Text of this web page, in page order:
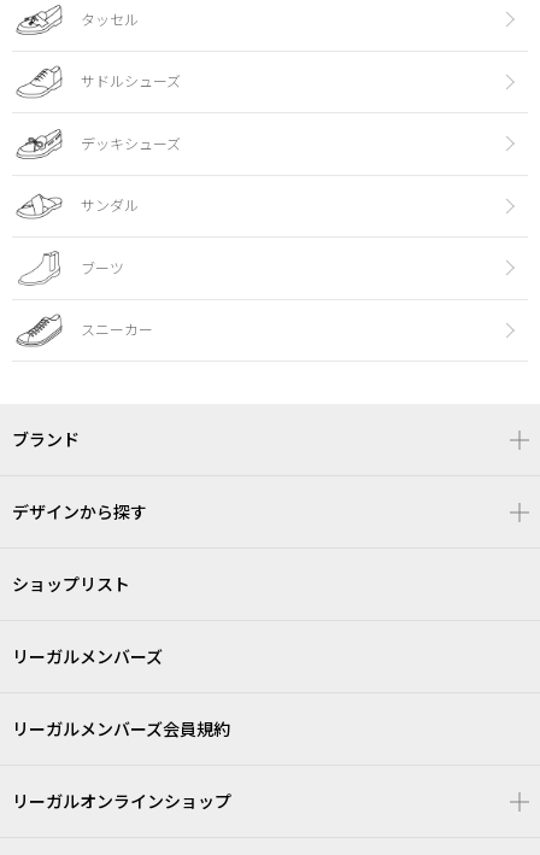
タッセル
サドルシューズ
デッキシューズ
サンダル
ブーツ
スニーカー
ブランド
デザインから探す
ショップリスト
リーガルメンバーズ
リーガルメンバーズ会員規約
リーガルオンラインショップ